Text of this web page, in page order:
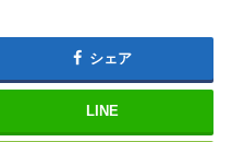
シェア
LINE